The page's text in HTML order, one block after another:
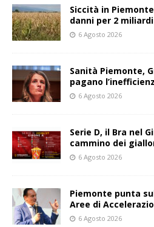
Siccità in
danni per 2 miliardi
6 Agosto 2026
Sanità Piemonte,
pagano
6 Agosto 2026
Serie D, il Bra nel
cammino dei
6 Agosto 2026
Piemonte punta
Aree di
6 Agosto 2026